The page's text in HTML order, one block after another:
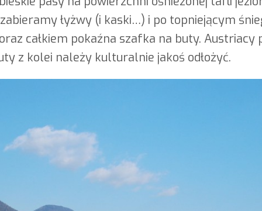
łyżwy (i kaski…) i po topniejącym
całkiem pokaźna szafka na buty.
z kolei należy kulturalnie jakoś odłożyć.